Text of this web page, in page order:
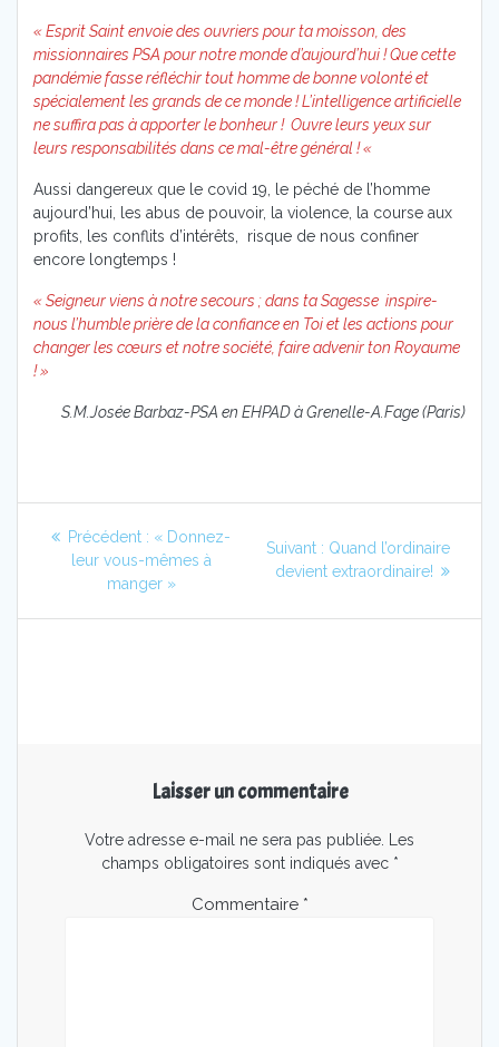
« Esprit Saint envoie des ouvriers pour ta moisson, des
missionnaires PSA pour notre monde d’aujourd’hui ! Que cette
pandémie fasse réfléchir tout homme de bonne volonté et
spécialement les grands de ce monde ! L’intelligence artificielle
ne suffira pas à apporter le bonheur ! Ouvre leurs yeux sur
leurs responsabilités dans ce mal-être général ! «
Aussi dangereux que le covid 19, le péché de l’homme
aujourd’hui, les abus de pouvoir, la violence, la course aux
profits, les conflits d’intérêts, risque de nous confiner
encore longtemps !
« Seigneur viens à notre secours ; dans ta Sagesse inspire-
nous l’humble prière de la confiance en Toi et les actions pour
changer les cœurs et notre société, faire advenir ton Royaume
! »
S.M.Josée Barbaz-PSA en EHPAD à Grenelle-A.Fage (Paris)
Navigation
l’article
Précédent : Article
précédent
:
« Donnez-
leur vous-mêmes à
manger »
Suivant : Article
suivant
Quand l’ordinaire
devient extraordinaire!
Laisser un commentaire
Votre adresse e-mail ne sera pas publiée.
Les
champs obligatoires sont indiqués avec *
Commentaire *